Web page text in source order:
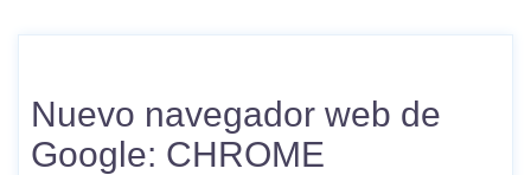
Nuevo navegador web de
Google: CHROME